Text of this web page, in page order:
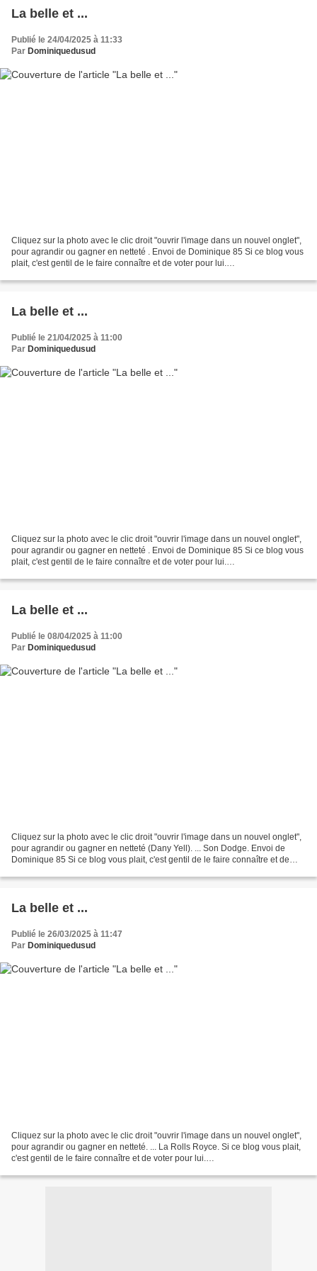
La belle et ...
Publié le 24/04/2025 à 11:33
Par Dominiquedusud
Cliquez sur la photo avec le clic droit "ouvrir l'image dans un nouvel onglet",
pour agrandir ou gagner en netteté . Envoi de Dominique 85 Si ce blog vous
plait, c'est gentil de le faire connaître et de voter pour lui.
La belle et ...
Publié le 21/04/2025 à 11:00
Par Dominiquedusud
Cliquez sur la photo avec le clic droit "ouvrir l'image dans un nouvel onglet",
pour agrandir ou gagner en netteté . Envoi de Dominique 85 Si ce blog vous
plait, c'est gentil de le faire connaître et de voter pour lui.
La belle et ...
Publié le 08/04/2025 à 11:00
Par Dominiquedusud
Cliquez sur la photo avec le clic droit "ouvrir l'image dans un nouvel onglet",
pour agrandir ou gagner en netteté (Dany Yell). ... Son Dodge. Envoi de
Dominique 85 Si ce blog vous plait, c'est gentil de le faire connaître et de
La belle et ...
Publié le 26/03/2025 à 11:47
Par Dominiquedusud
Cliquez sur la photo avec le clic droit "ouvrir l'image dans un nouvel onglet",
pour agrandir ou gagner en netteté. ... La Rolls Royce. Si ce blog vous plait,
c'est gentil de le faire connaître et de voter pour lui.